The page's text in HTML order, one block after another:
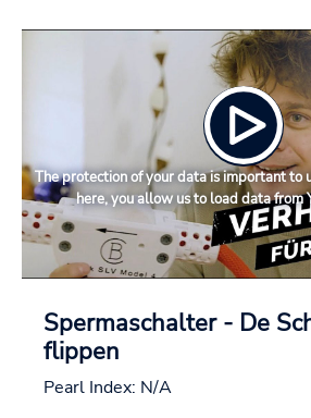
The protection of your data is important to
here, you allow us to load data from
Spermaschalter - De
flippen
Pearl Index: N/A